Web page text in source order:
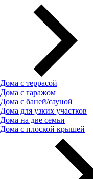
Дома с террасой
Дома с гаражом
Дома с баней/сауной
Дома для узких участков
Дома на две семьи
Дома с плоской крышей